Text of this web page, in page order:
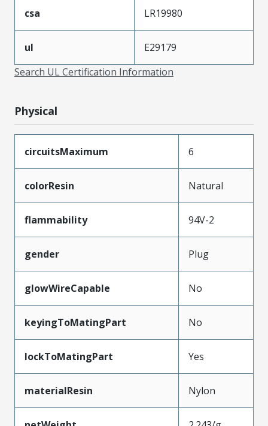
csa LR19980
ul
E29179
Search UL Certification Information
Physical
circuitsMaximum 6
colorResin Natural
flammability 94V-2
gender Plug
glowWireCapable No
keyingToMatingPart No
lockToMatingPart Yes
materialResin Nylon